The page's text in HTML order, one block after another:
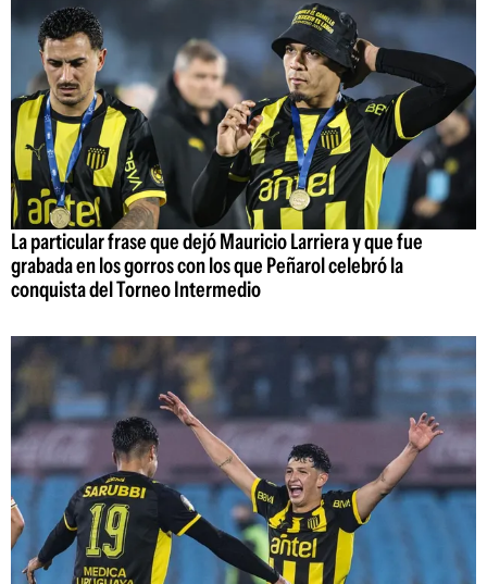
La particular frase que dejó Mauricio Larriera y que fue
grabada en los gorros con los que Peñarol celebró la
conquista del Torneo Intermedio